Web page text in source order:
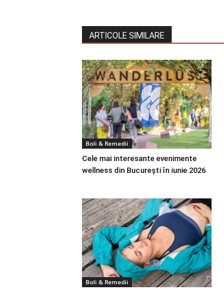
ARTICOLE SIMILARE
Boli & Remedii
Cele mai interesante evenimente
wellness din București în iunie 2026
Boli & Remedii